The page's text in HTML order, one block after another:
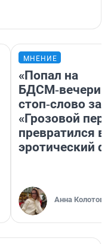
МНЕНИЕ
«Попал на
стоп‑слово
«Грозовой
превратился в
эротический
Анна Колотова